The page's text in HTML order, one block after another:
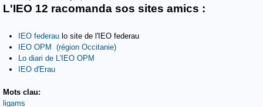
L'IEO 12 racomanda sos sites amics :
IEO federau lo site de l'IEO federau
IEO OPM (région Occitanie)
Lo diari de L'IEO OPM
IEO d'Erau
Mots clau:
ligams